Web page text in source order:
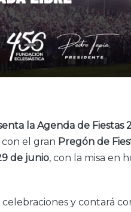
la Agenda de Fiestas
con el gran Pregón de
de junio, con la misa en
y contará